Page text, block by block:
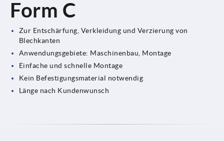
Form C
Zur Entschärfung, Verkleidung und Verzierung von
Blechkanten
Anwendungsgebiete: Maschinenbau, Montage
Einfache und schnelle Montage
Kein Befestigungsmaterial notwendig
Länge nach Kundenwunsch